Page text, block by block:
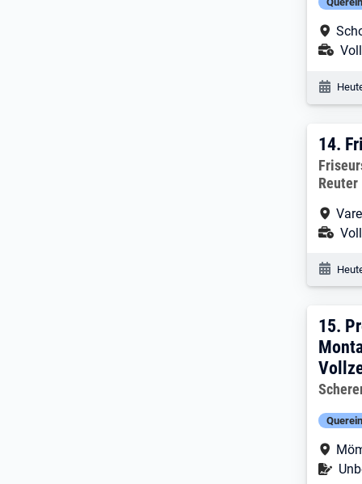
14.
14.
Reuter
15.
15.